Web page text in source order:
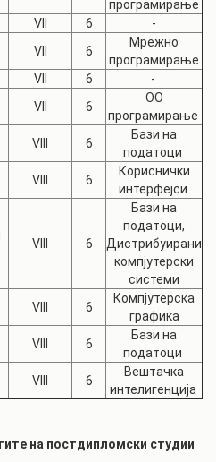
програмирање
VII 6
-
VII 6
Мрежно
програмирање
VII 6
-
VII 6
ОО
програмирање
VIII 6
Бази на
податоци
VIII 6
Кориснички
интерфејси
VIII 6
Бази на
податоци,
Дистрибуирани
компјутерски
системи
VIII 6
Компјутерска
графика
VIII 6
Бази на
податоци
VIII 6
Вештачка
интелигенција
на постдипломски студии